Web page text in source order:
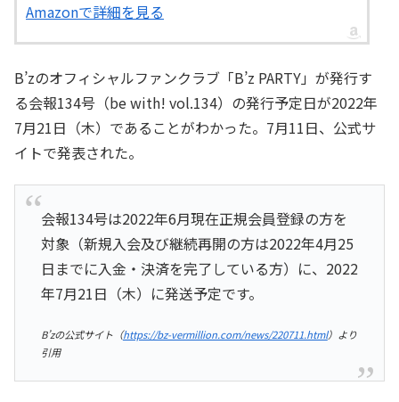
Amazonで詳細を見る
B’zのオフィシャルファンクラブ「B’z PARTY」が発行す
る会報134号（be with! vol.134）​の発行予定日が2022年
7月21日（木）であることがわかった。7月11日、公式サ
イトで発表された。
会報134号は2022年6月現在正規会員登録の方を
対象（新規入会及び継続再開の方は2022年4月25
日までに入金・決済を完了している方）に、2022
年7月21日（木）に発送予定です。
B’zの公式サイト（https://bz-vermillion.com/news/220711.html）より
引用